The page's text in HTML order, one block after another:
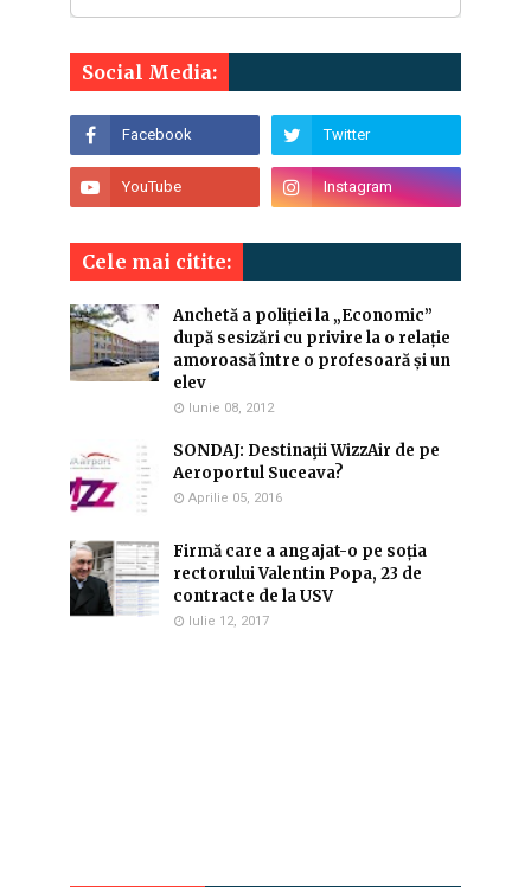
Social Media:
Cele mai citite:
Anchetă a poliției la „Economic”
după sesizări cu privire la o relație
amoroasă între o profesoară și un
elev
Iunie 08, 2012
SONDAJ: Destinaţii WizzAir de pe
Aeroportul Suceava?
Aprilie 05, 2016
Firmă care a angajat-o pe soția
rectorului Valentin Popa, 23 de
contracte de la USV
Iulie 12, 2017